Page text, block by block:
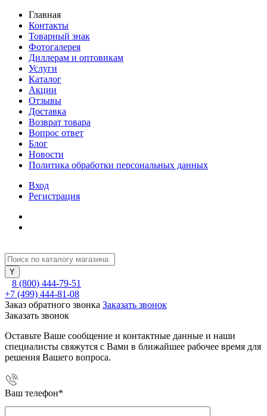
Главная
Контакты
Товарный знак
Фотогалерея
Диллерам и оптовикам
Услуги
Каталог
Акции
Отзывы
Доставка
Возврат товара
Вопрос ответ
Блог
Новости
Политика обработки персональных данных
Вход
Регистрация
8 (800) 444-79-51
+7 (499) 444-81-08
Заказ обратного звонка Заказать звонок
Заказать звонок
Оставьте Ваше сообщение и контактные данные и наши
специалисты свяжутся с Вами в ближайшее рабочее время для
решения Вашего вопроса.
Ваш телефон*